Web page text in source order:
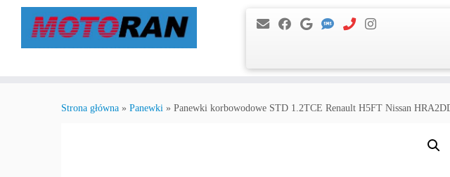
Strona główna » Panewki » Panewki korbowodowe STD 1.2TCE Renault H5FT Nissan